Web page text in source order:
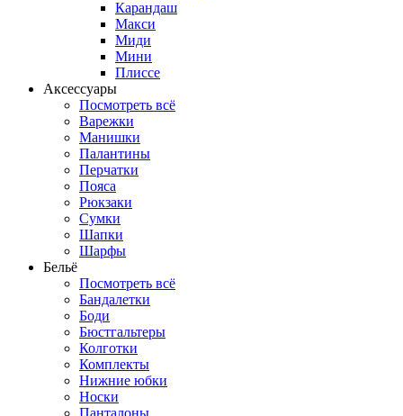
Карандаш
Макси
Миди
Мини
Плиссе
Аксессуары
Посмотреть всё
Варежки
Манишки
Палантины
Перчатки
Пояса
Рюкзаки
Сумки
Шапки
Шарфы
Бельё
Посмотреть всё
Бандалетки
Боди
Бюстгальтеры
Колготки
Комплекты
Нижние юбки
Носки
Панталоны